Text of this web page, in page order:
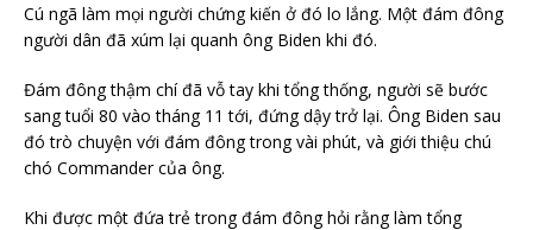
Cú ngã làm mọi người chứng kiến ở đó lo lắng. Một đám đông
người dân đã xúm lại quanh ông Biden khi đó.
Đám đông thậm chí đã vỗ tay khi tổng thống, người sẽ bước
sang tuổi 80 vào tháng 11 tới, đứng dậy trở lại. Ông Biden sau
đó trò chuyện với đám đông trong vài phút, và giới thiệu chú
chó Commander của ông.
Khi được một đứa trẻ trong đám đông hỏi rằng làm tổng